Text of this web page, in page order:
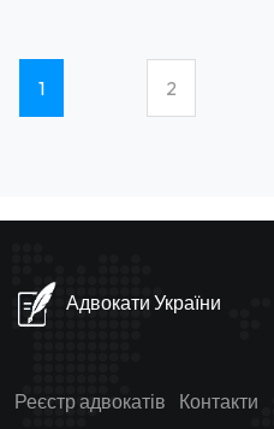
1
2
Адвокати України
Реєстр адвокатів Контакти